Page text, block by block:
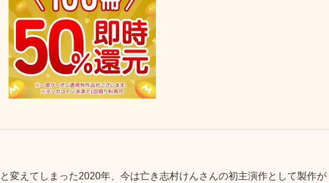
変えてしまった2020年、今は亡き志村けんさんの初主演作として製作が